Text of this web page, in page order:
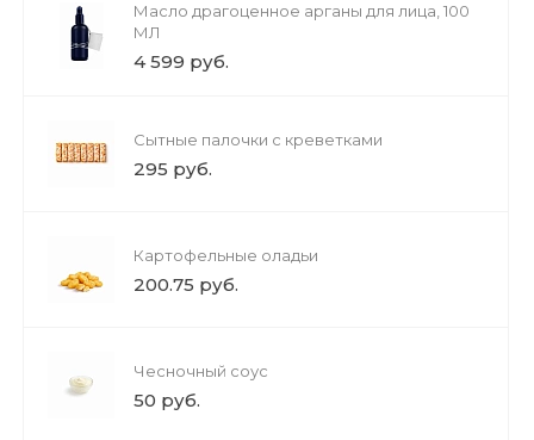
Масло драгоценное арганы для лица, 100
МЛ
4 599 руб.
Сытные палочки с креветками
295 руб.
Картофельные оладьи
200.75 руб.
Чесночный соус
50 руб.